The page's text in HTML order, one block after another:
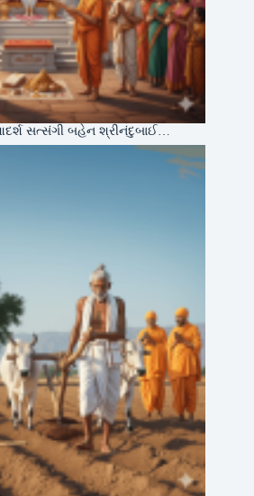
આદર્શ સત્સંગી બહેન શ્રીનંદુબાઈ…